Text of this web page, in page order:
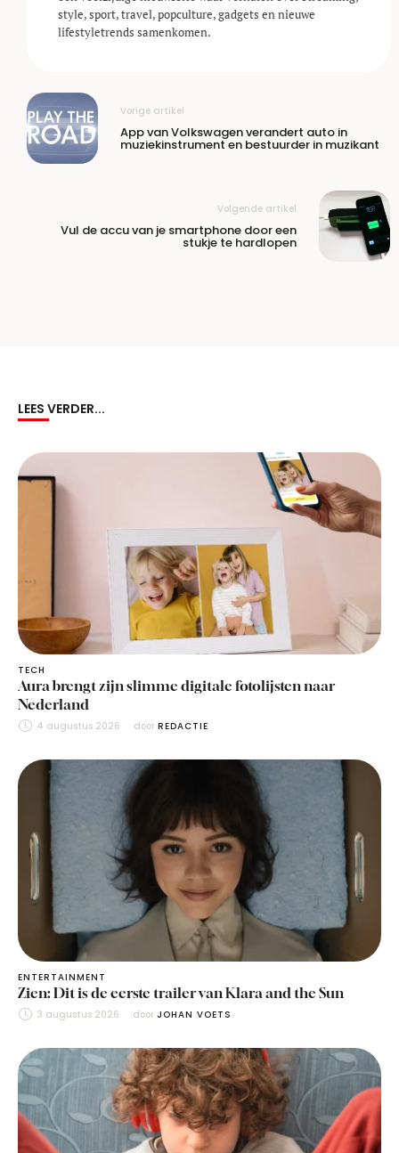
style, sport, travel, popculture, gadgets en nieuwe
lifestyle­trends samenkomen.
Vorige artikel
App van Volkswagen verandert auto in
muziekinstrument en bestuurder in muzikant
Volgende artikel
Vul de accu van je smartphone door een
stukje te hardlopen
LEES VERDER...
TECH
Aura brengt zijn slimme digitale fotolijsten naar
Nederland
4 augustus 2026 door REDACTIE
ENTERTAINMENT
Zien: Dit is de eerste trailer van Klara and the Sun
3 augustus 2026 door JOHAN VOETS